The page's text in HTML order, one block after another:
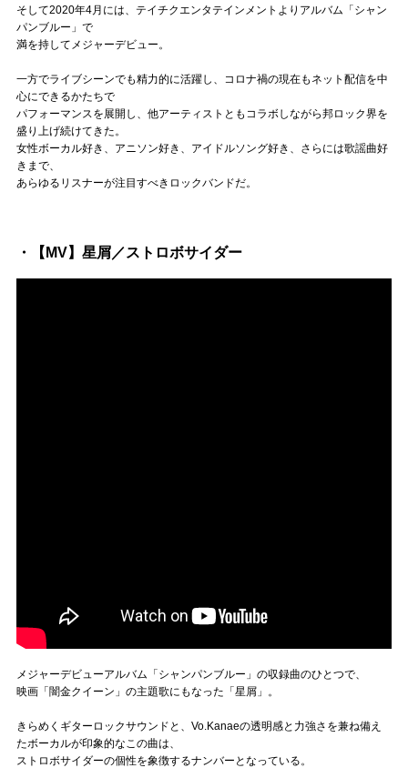
そして2020年4月には、テイチクエンタテインメントよりアルバム「シャン
パンブルー」で
満を持してメジャーデビュー。
一方でライブシーンでも精力的に活躍し、コロナ禍の現在もネット配信を中
心にできるかたちで
パフォーマンスを展開し、他アーティストともコラボしながら邦ロック界を
盛り上げ続けてきた。
女性ボーカル好き、アニソン好き、アイドルソング好き、さらには歌謡曲好
きまで、
あらゆるリスナーが注目すべきロックバンドだ。
・【MV】星屑／ストロボサイダー
メジャーデビューアルバム「シャンパンブルー」の収録曲のひとつで、
映画「闇金クイーン」の主題歌にもなった「星屑」。
きらめくギターロックサウンドと、Vo.Kanaeの透明感と力強さを兼ね備え
たボーカルが印象的なこの曲は、
ストロボサイダーの個性を象徴するナンバーとなっている。